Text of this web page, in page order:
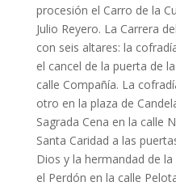
procesión el Carro de la
Julio Reyero. La Carrera
con seis altares: la
el cancel de la puerta de
calle Compañía. La
otro en la plaza de
Sagrada Cena en la calle
Santa Caridad a las
Dios y la hermandad de
el Perdón en la calle